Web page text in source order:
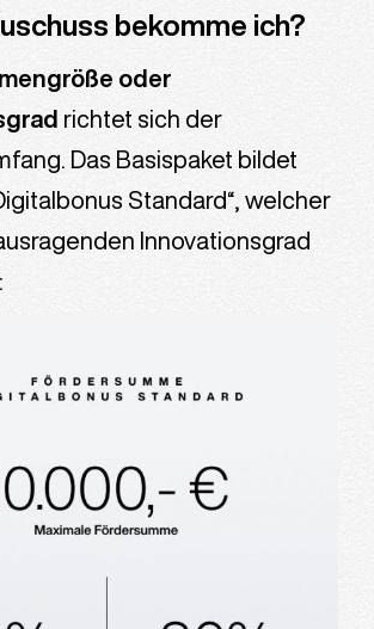
bekomme ich?
oder
richtet sich der
Das Basispaket bildet
Standard“, welcher
Innovationsgrad